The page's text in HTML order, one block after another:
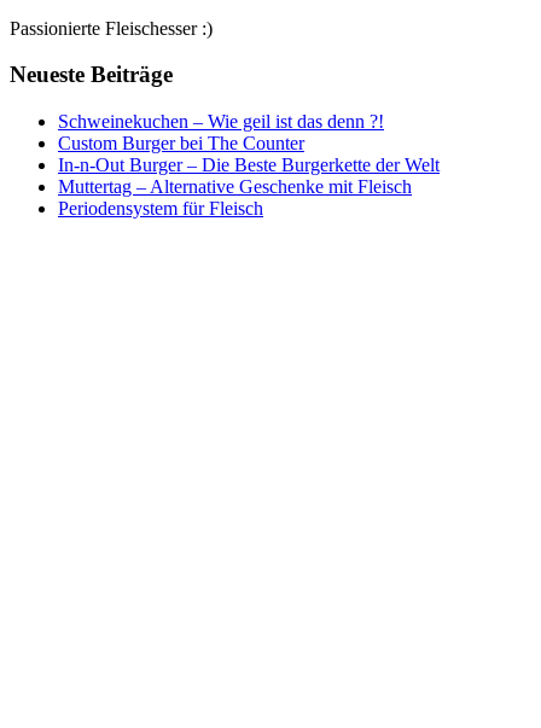
Passionierte Fleischesser :)
Neueste Beiträge
Schweinekuchen – Wie geil ist das denn ?!
Custom Burger bei The Counter
In-n-Out Burger – Die Beste Burgerkette der Welt
Muttertag – Alternative Geschenke mit Fleisch
Periodensystem für Fleisch